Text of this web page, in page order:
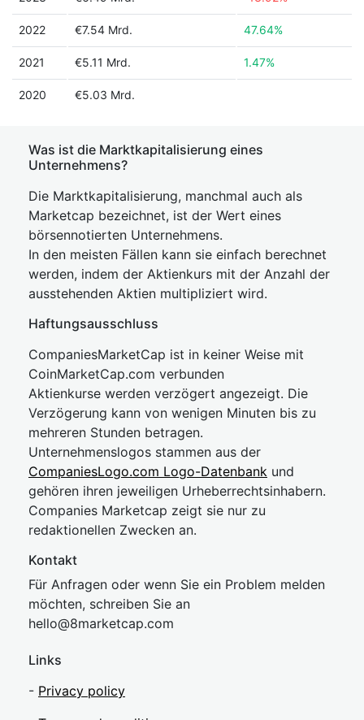
2022 €7.54 Mrd. 47.64%
2021 €5.11 Mrd. 1.47%
2020 €5.03 Mrd.
Was ist die Marktkapitalisierung eines
Unternehmens?
Die Marktkapitalisierung, manchmal auch als
Marketcap bezeichnet, ist der Wert eines
börsennotierten Unternehmens.
In den meisten Fällen kann sie einfach berechnet
werden, indem der Aktienkurs mit der Anzahl der
ausstehenden Aktien multipliziert wird.
Haftungsausschluss
CompaniesMarketCap ist in keiner Weise mit
CoinMarketCap.com verbunden
Aktienkurse werden verzögert angezeigt. Die
Verzögerung kann von wenigen Minuten bis zu
mehreren Stunden betragen.
Unternehmenslogos stammen aus der
CompaniesLogo.com Logo-Datenbank und
gehören ihren jeweiligen Urheberrechtsinhabern.
Companies Marketcap zeigt sie nur zu
redaktionellen Zwecken an.
Kontakt
Für Anfragen oder wenn Sie ein Problem melden
möchten, schreiben Sie an
hello@8marketcap.com
Links
- Privacy policy